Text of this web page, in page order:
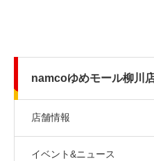
namcoゆめモール柳川
店舗情報
イベント&ニュース